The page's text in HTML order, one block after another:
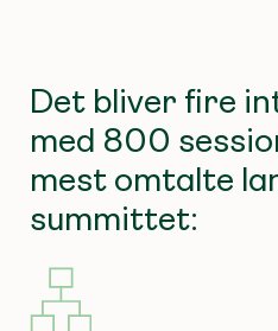
Det bliver fire
med 800
mest omtalte
summittet: